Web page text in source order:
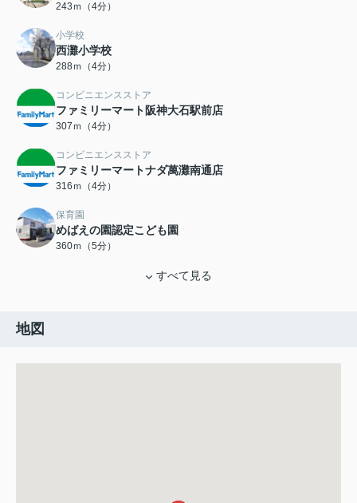
243ｍ（4分）
小学校
西灘小学校
288ｍ（4分）
コンビニエンスストア
ファミリーマート阪神大石駅前店
307ｍ（4分）
コンビニエンスストア
ファミリーマートナダ萬灘南通店
316ｍ（4分）
保育園
めばえの園認定こども園
360ｍ（5分）
すべて見る
地図